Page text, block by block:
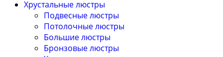
Хрустальные люстры
Подвесные люстры
Потолочные люстры
Большие люстры
Бронзовые люстры